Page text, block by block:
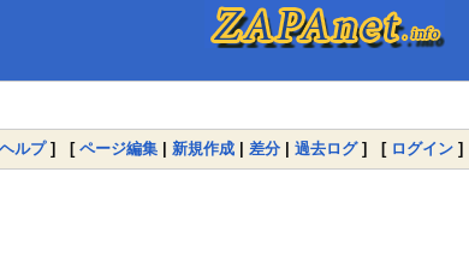
ヘルプ] [ ページ編集 | 新規作成 | 差分 | 過去ログ] [ ログイン ]